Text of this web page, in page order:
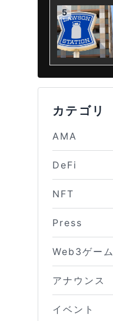
5
カテゴリ
AMA
DeFi
NFT
Press
Web3ゲーム
アナウンス
イベント